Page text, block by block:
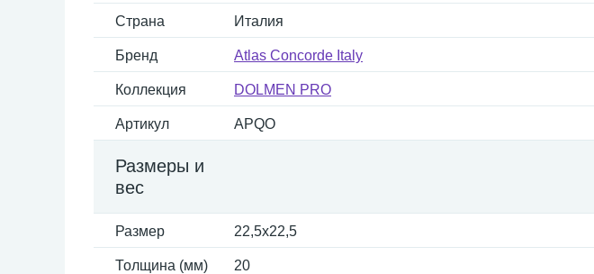
Страна Италия
Бренд Atlas Concorde Italy
Коллекция DOLMEN PRO
Артикул APQO
Размеры и
вес
Размер 22,5x22,5
Толщина (мм) 20